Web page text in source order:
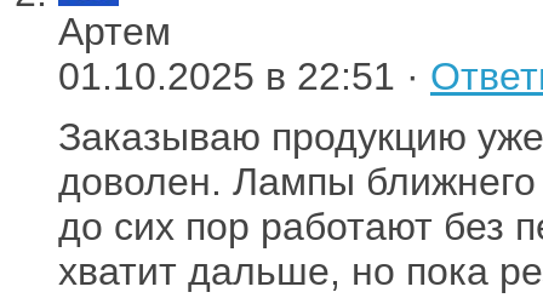
Артем
01.10.2025 в 22:51 ·
Заказываю продукцию
доволен. Лампы ближнего
до сих пор работают без
хватит дальше, но пока